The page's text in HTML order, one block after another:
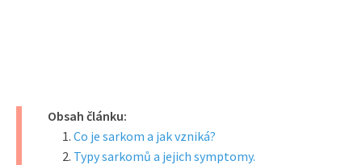
Obsah článku:
Co je sarkom a jak vzniká?
Typy sarkomů a jejich symptomy.